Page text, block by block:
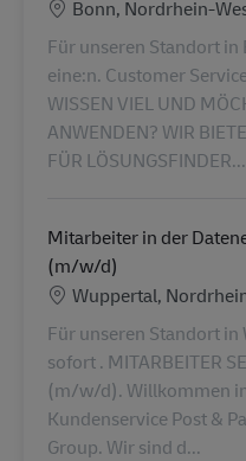
Locatie
Bonn, Nordrhein-
Für unseren Standort
eine:n. Customer
WISSEN VIEL UND
ANWENDEN? WIR
FÜR LÖSUNGSFINDER...
Mitarbeiter in der
(m/w/d)
Locatie
Wuppertal,
Für unseren Standort
sofort . MITARBEITER
(m/w/d). Willkommen
Kundenservice Post &
Group. Wir sind d...